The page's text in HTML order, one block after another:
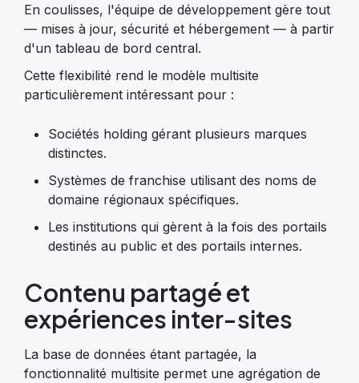
En coulisses, l'équipe de développement gère tout
— mises à jour, sécurité et hébergement — à partir
d'un tableau de bord central.
Cette flexibilité rend le modèle multisite
particulièrement intéressant pour :
Sociétés holding gérant plusieurs marques
distinctes.
Systèmes de franchise utilisant des noms de
domaine régionaux spécifiques.
Les institutions qui gèrent à la fois des portails
destinés au public et des portails internes.
Contenu partagé et
expériences inter-sites
La base de données étant partagée, la
fonctionnalité multisite permet une agrégation de